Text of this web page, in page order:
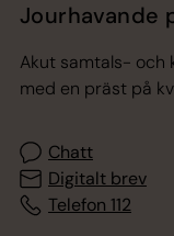
Jourhavande
Akut samtals- och
med en präst på
Chatt
Digitalt brev
Telefon 112